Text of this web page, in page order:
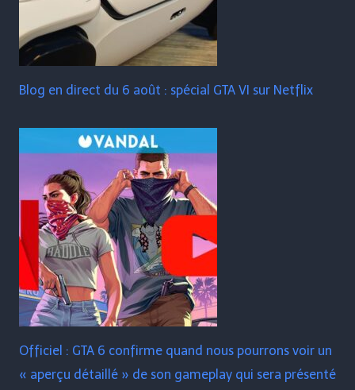
Blog en direct du 6 août : spécial GTA VI sur Netflix
Officiel : GTA 6 confirme quand nous pourrons voir un
« aperçu détaillé » de son gameplay qui sera présenté